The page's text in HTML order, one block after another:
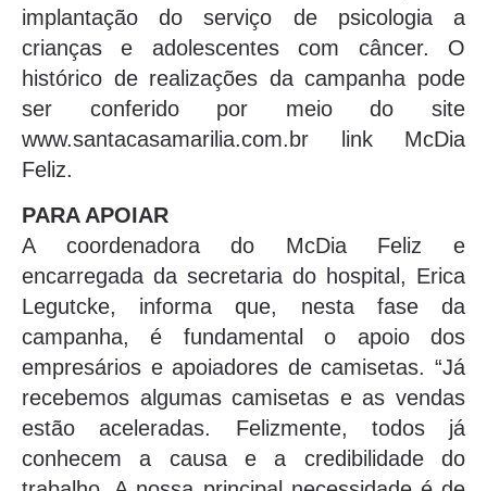
implantação do serviço de psicologia a
crianças e adolescentes com câncer. O
histórico de realizações da campanha pode
ser conferido por meio do site
www.santacasamarilia.com.br link McDia
Feliz.
PARA APOIAR
A coordenadora do McDia Feliz e
encarregada da secretaria do hospital, Erica
Legutcke, informa que, nesta fase da
campanha, é fundamental o apoio dos
empresários e apoiadores de camisetas. “Já
recebemos algumas camisetas e as vendas
estão aceleradas. Felizmente, todos já
conhecem a causa e a credibilidade do